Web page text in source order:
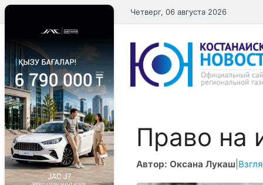
Перейти
к
содержимому
Четверг, 06 августа 2026
Право на
Автор: Оксана Лукаш